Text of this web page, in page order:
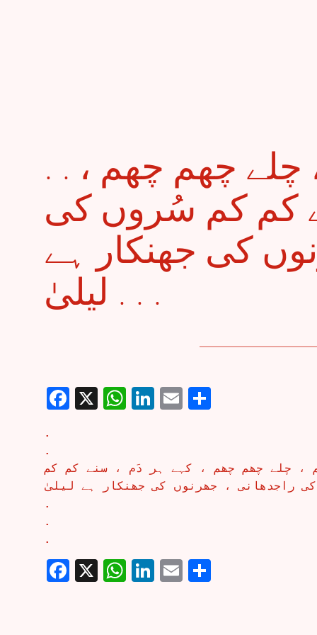
. . ہنسے رِم جھِم ، چلے چھم چھم ،
کم کم سُروں کی
کی جھنکار ہے
لیلیٰ . . .
Facebook
X WhatsApp
LinkedIn
EmailShare
.
.
، چلے چھم چھم ، کہے ہر دَم ، سنے کم کم
راجدھانی ، جھرنوں کی جھنکار ہے لیلیٰ
.
.
.
Facebook
X WhatsApp
LinkedIn
EmailShare